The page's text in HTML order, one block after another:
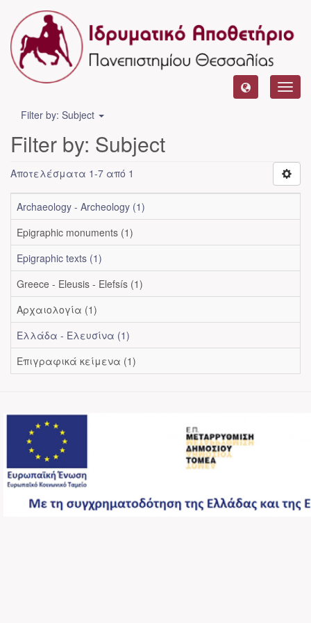
Filter by: Subject
Filter by: Subject
Αποτελέσματα 1-7 από 1
Archaeology - Archeology (1)
Epigraphic monuments (1)
Epigraphic texts (1)
Greece - Eleusis - Elefsís (1)
Αρχαιολογία (1)
Ελλάδα - Ελευσίνα (1)
Επιγραφικά κείμενα (1)